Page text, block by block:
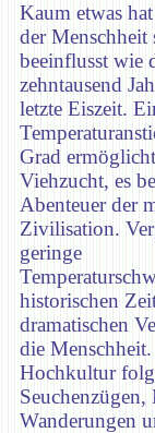
Kaum etwas
der Menschheit
beeinflusst wie
zehntausend
letzte Eiszeit.
Grad
Viehzucht, es
Abenteuer der
Zivilisation.
geringe
historischen
dramatischen
die
Hochkultur
Seuchenzügen,
Wanderungen